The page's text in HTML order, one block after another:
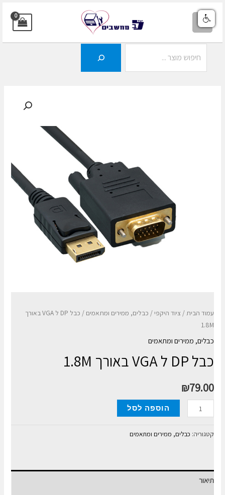
דילוג
לתוכן
MAIN
עמוד הבית/ ציוד היקפי/ כבלים, ממירים ומתאמים
/ כבל DP ל VGA באורך
1.8M
כבלים, ממירים ומתאמים
כבל DP ל VGA באורך 1.8M
₪79.00
כמות
של
כבל
VGA
הוספה לסל
קטגוריה: כבלים, ממירים ומתאמים
תיאור